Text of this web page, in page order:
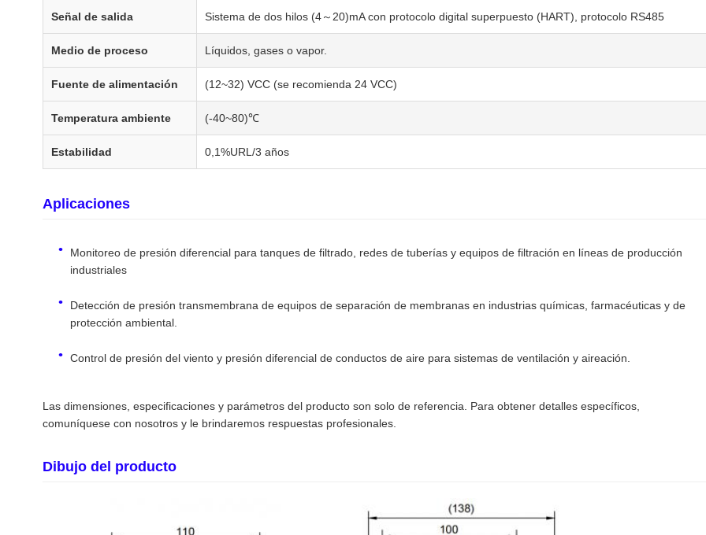
Señal de salida Sistema de dos hilos (4～20)mA con protocolo digital superpuesto (HART), protocolo RS485
Medio de proceso Líquidos, gases o vapor.
Fuente de alimentación (12~32) VCC (se recomienda 24 VCC)
Temperatura ambiente (-40~80)℃
Estabilidad 0,1%URL/3 años
Aplicaciones
Monitoreo de presión diferencial para tanques de filtrado, redes de tuberías y equipos de filtración en líneas de producción
industriales
Detección de presión transmembrana de equipos de separación de membranas en industrias químicas, farmacéuticas y de
protección ambiental.
Control de presión del viento y presión diferencial de conductos de aire para sistemas de ventilación y aireación.
Las dimensiones, especificaciones y parámetros del producto son solo de referencia. Para obtener detalles específicos,
comuníquese con nosotros y le brindaremos respuestas profesionales.
Dibujo del producto